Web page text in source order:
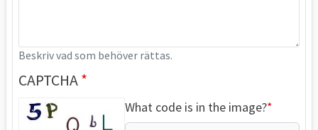
Beskriv vad som behöver rättas.
CAPTCHA
What code is in the image?